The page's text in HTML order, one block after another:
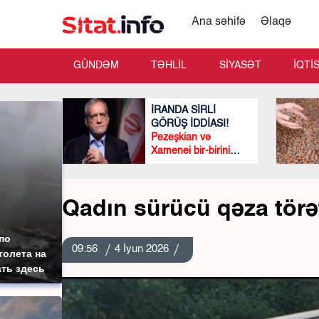
на
здесь
Ana səhifə Əlaqə
GÜNDƏM TƏHLİL SİYASƏT
İRANDA SİRLİ
GÖRÜŞ İDDİASI!
Pezeşkian və
Xamenei bir-birini
görmədən
Qadın sürücü qəza
09:56 4 İyun 2026